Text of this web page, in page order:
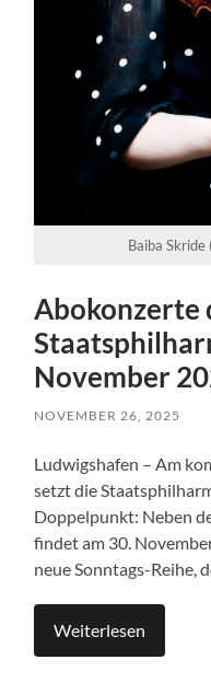
Baiba
Abokonzerte
November
NOVEMBER 26, 2025
Ludwigshafen – Am
setzt die
Doppelpunkt: Neben
findet am 30.
neue Sonntags-Reihe,
Weiterlesen